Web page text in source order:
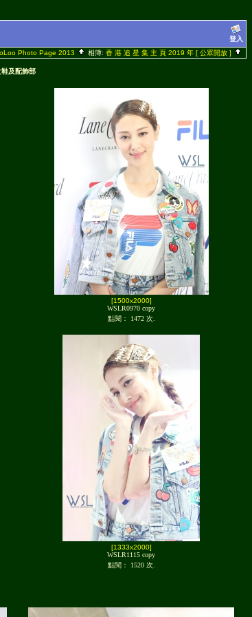
登入
Photo Page 2013 相簿: 香 港 追 星 集 主 頁 2019 年 [ 公眾開放 ]
及配飾部
[1500x2000]
WSLR0970 copy
點閱： 1472 次.
[1333x2000]
WSLR1115 copy
點閱： 1520 次.